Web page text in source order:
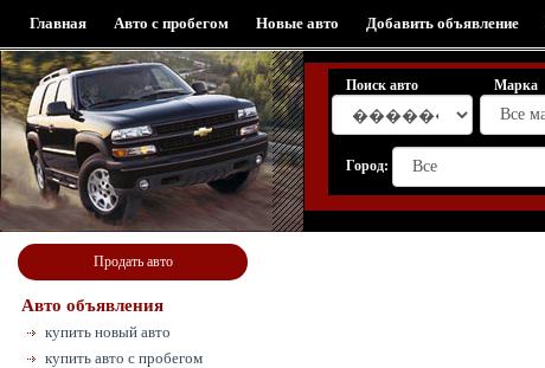
Главная Авто с пробегом Новые авто Добавить объявление
Поиск авто Марка
Город:
Продать авто
Авто объявления
купить новый авто
купить авто с пробегом